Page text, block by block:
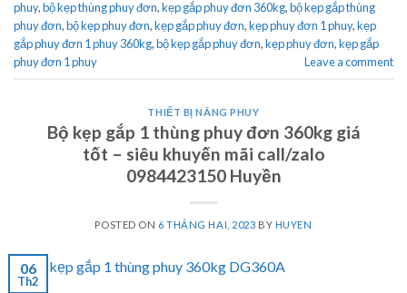
phuy,bộ kẹp thùng phuy đơn,kẹp gắp phuy đơn 360kg,bộ kẹp gắp thùng
phuy đơn,bộ kẹp phuy đơn,kẹp gắp phuy đơn,kẹp phuy đơn 1 phuy,kẹp
gắp phuy đơn 1 phuy 360kg,bộ kẹp gắp phuy đơn,kẹp phuy đơn,kẹp gắp
phuy đơn 1 phuy
Leave a comment
THIẾT BỊ NÂNG PHUY
Bộ kẹp gắp 1 thùng phuy đơn 360kg giá
tốt – siêu khuyến mãi call/zalo
0984423150 Huyền
POSTED ON 6 THÁNG HAI, 2023 BY HUYEN
06
Th2